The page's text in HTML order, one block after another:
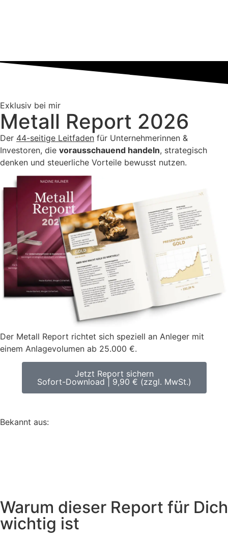
Exklusiv bei mir
Metall Report 2026
Der 44-seitige Leitfaden für Unternehmerinnen &
Investoren, die vorausschauend handeln, strategisch
denken und steuerliche Vorteile bewusst nutzen.
Der Metall Report richtet sich speziell an Anleger mit
einem Anlagevolumen ab 25.000 €.
Jetzt Report sichern
Sofort-Download | 9,90 € (zzgl. MwSt.)
Bekannt aus:
Warum dieser Report für Dich
wichtig ist